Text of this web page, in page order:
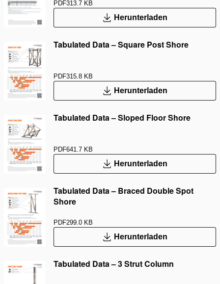
PDF313.7 KB
Herunterladen
Tabulated Data – Square Post Shore
PDF315.8 KB
Herunterladen
Tabulated Data – Sloped Floor Shore
PDF641.7 KB
Herunterladen
Tabulated Data – Braced Double Spot
Shore
PDF299.0 KB
Herunterladen
Tabulated Data – 3 Strut Column